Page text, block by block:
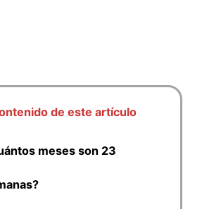
de este artículo
meses son 23